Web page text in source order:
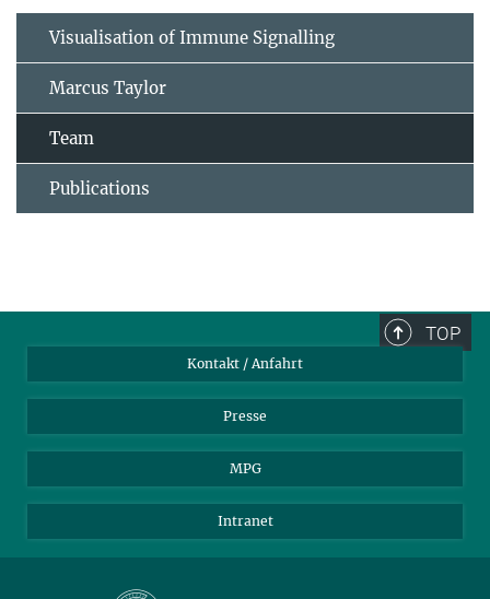
Visualisation of Immune Signalling
Marcus Taylor
Team
Publications
TOP
Kontakt / Anfahrt
Presse
MPG
Intranet